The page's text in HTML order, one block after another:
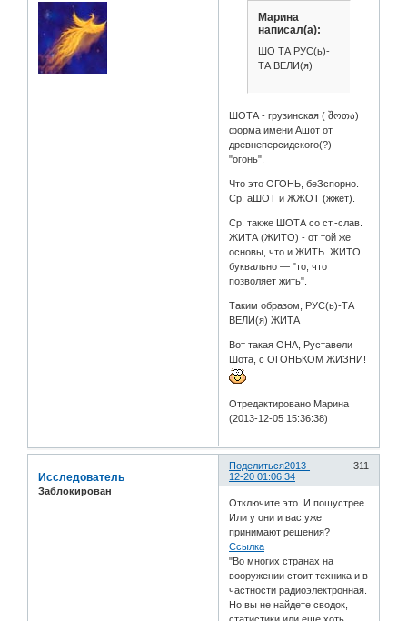
Марина
написал(а):
ШО ТА РУС(ь)-
ТА ВЕЛИ(я)
ШОТА - грузинская ( შოთა)
форма имени Ашот от
древнеперсидского(?)
"огонь".
Что это ОГОНЬ, беЗспорно.
Ср. аШОТ и ЖЖОТ (жжёт).
Ср. также ШОТА со ст.-слав.
ЖИТА (ЖИТО) - от той же
основы, что и ЖИТЬ. ЖИТО
буквально — "то, что
позволяет жить".
Таким образом, РУС(ь)-ТА
ВЕЛИ(я) ЖИТА
Вот такая ОНА, Руставели
Шота, с ОГОНЬКОМ ЖИЗНИ!
Отредактировано Марина
(2013-12-05 15:36:38)
Поделиться 311
2013-
12-20 01:06:34
Исследователь
Заблокирован
Отключите это. И пошустрее.
Или у они и вас уже
принимают решения?
Ссылка
"Во многих странах на
вооружении стоит техника и в
частности радиоэлектронная.
Но вы не найдете сводок,